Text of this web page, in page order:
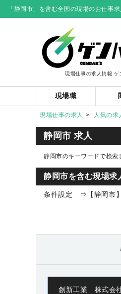
「静岡市」を含む全国の現場のお仕事
現場仕事の求人情報 ゲ
現場職
現場仕事の求人 人気の求
静岡市 求人
静岡市のキーワードで検索
静岡市を含む現場求
条件設定 ⇒【静岡市】
創新工業 株式会